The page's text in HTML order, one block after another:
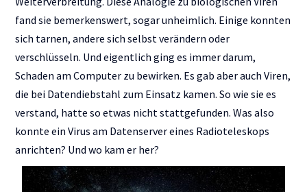
fand sie bemerkenswert, sogar unheimlich. Einige konnten
sich tarnen, andere sich selbst verändern oder
verschlüsseln. Und eigentlich ging es immer darum,
Schaden am Computer zu bewirken. Es gab aber auch Viren,
die bei Datendiebstahl zum Einsatz kamen. So wie sie es
verstand, hatte so etwas nicht stattgefunden. Was also
konnte ein Virus am Datenserver eines Radioteleskops
anrichten? Und wo kam er her?